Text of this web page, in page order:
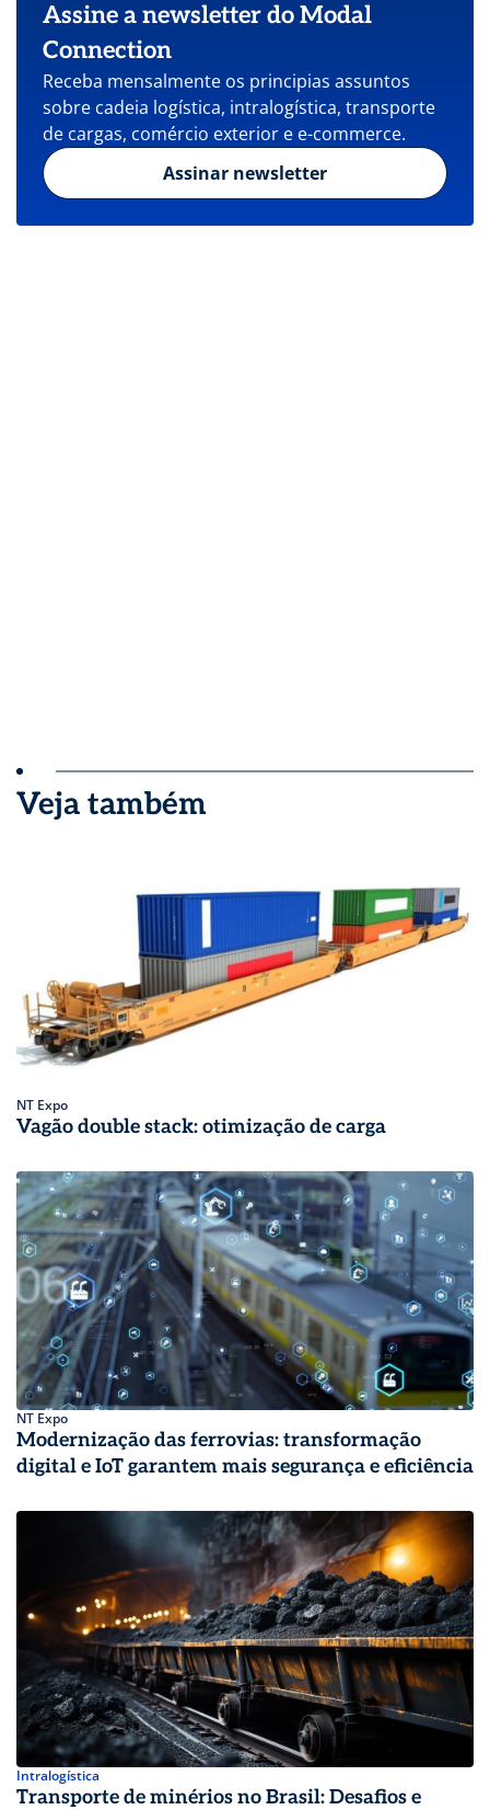
Assine a newsletter do Modal
Connection
Receba mensalmente os principias assuntos
sobre cadeia logística, intralogística, transporte
de cargas, comércio exterior e e-commerce.
Assinar newsletter
Veja também
NT Expo
Vagão double stack: otimização de carga
NT Expo
Modernização das ferrovias: transformação
digital e IoT garantem mais segurança e eficiência
Intralogística
Transporte de minérios no Brasil: Desafios e